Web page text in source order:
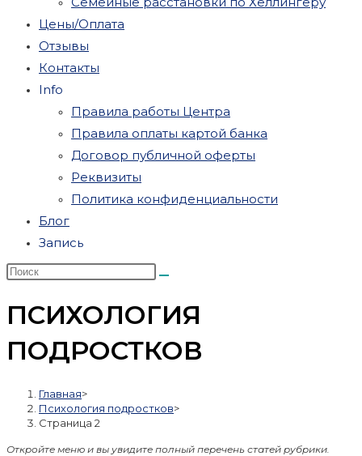
Цены/Оплата
Отзывы
Контакты
Info
Правила работы Центра
Правила оплаты картой банка
Договор публичной оферты
Реквизиты
Политика конфиденциальности
Блог
Запись
ПСИХОЛОГИЯ
ПОДРОСТКОВ
Главная>
Психология подростков>
Страница 2
Откройте меню и вы увидите полный перечень статей рубрики.